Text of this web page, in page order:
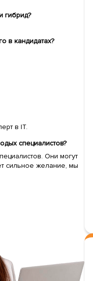
гибрид?
в кандидатах?
в IT.
специалистов?
Они могут
сильное желание, мы